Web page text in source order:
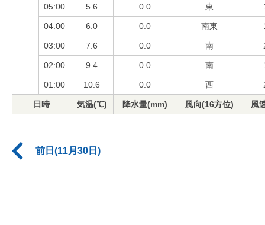
05:00 5.6 0.0 東
04:00 6.0 0.0 南東
03:00 7.6 0.0 南
02:00 9.4 0.0 南
01:00 10.6 0.0 西
日時 気温(℃) 降水量(mm) 風向(16方位) 風
前日(11月30日)